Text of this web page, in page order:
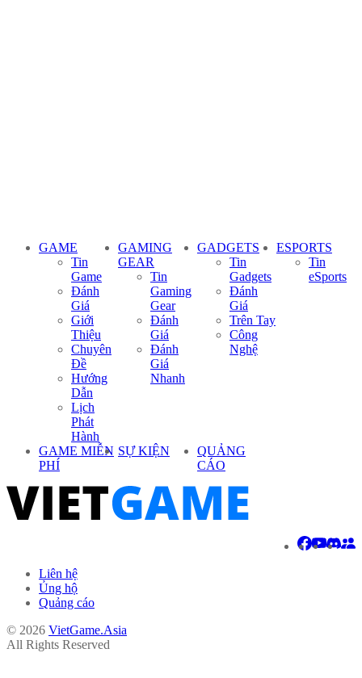
GAME
Tin
Game
Đánh
Giá
Giới
Thiệu
Chuyên
Đề
Hướng
Dẫn
Lịch
Phát
Hành
GAMING
GEAR
Tin
Gaming
Gear
Đánh
Giá
Đánh
Giá
Nhanh
GADGETS
Tin
Gadgets
Đánh
Giá
Trên Tay
Công
Nghệ
ESPORTS
Tin
eSports
GAME MIỄN
PHÍ
SỰ KIỆN
QUẢNG
CÁO
Liên hệ
Ủng hộ
Quảng cáo
© 2026 VietGame.Asia
All Rights Reserved